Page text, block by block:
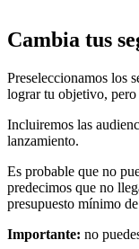
Cambia tus
Preseleccionamos los
lograr tu objetivo, pero
Incluiremos las
lanzamiento.
Es probable que no
predecimos que no
presupuesto mínimo
Importante: no